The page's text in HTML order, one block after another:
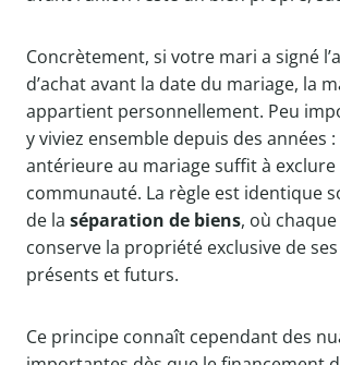
Concrètement, si votre mari a signé
d’achat avant la date du mariage, la
appartient personnellement. Peu
y viviez ensemble depuis des années :
antérieure au mariage suffit à exclure
communauté. La règle est identique
de la séparation de biens, où
conserve la propriété exclusive de
présents et futurs.
Ce principe connaît cependant des